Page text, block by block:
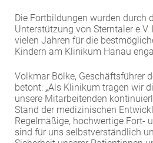
Die Fortbildungen wurden durch
Unterstützung von Sterntaler
vielen Jahren für die
Kindern am Klinikum Hanau
Volkmar Bölke, Geschäftsführer
betont: „Als Klinikum tragen wir
unsere Mitarbeitenden
Stand der medizinischen
Regelmäßige, hochwertige Fort-
sind für uns selbstverständlich